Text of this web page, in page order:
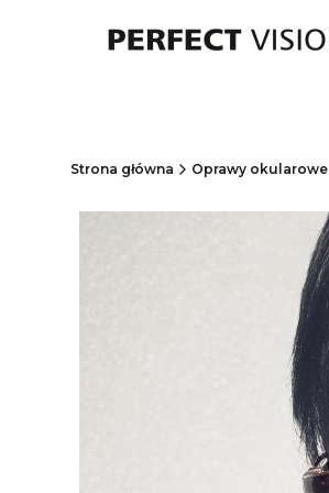
Strona główna Oprawy okularowe